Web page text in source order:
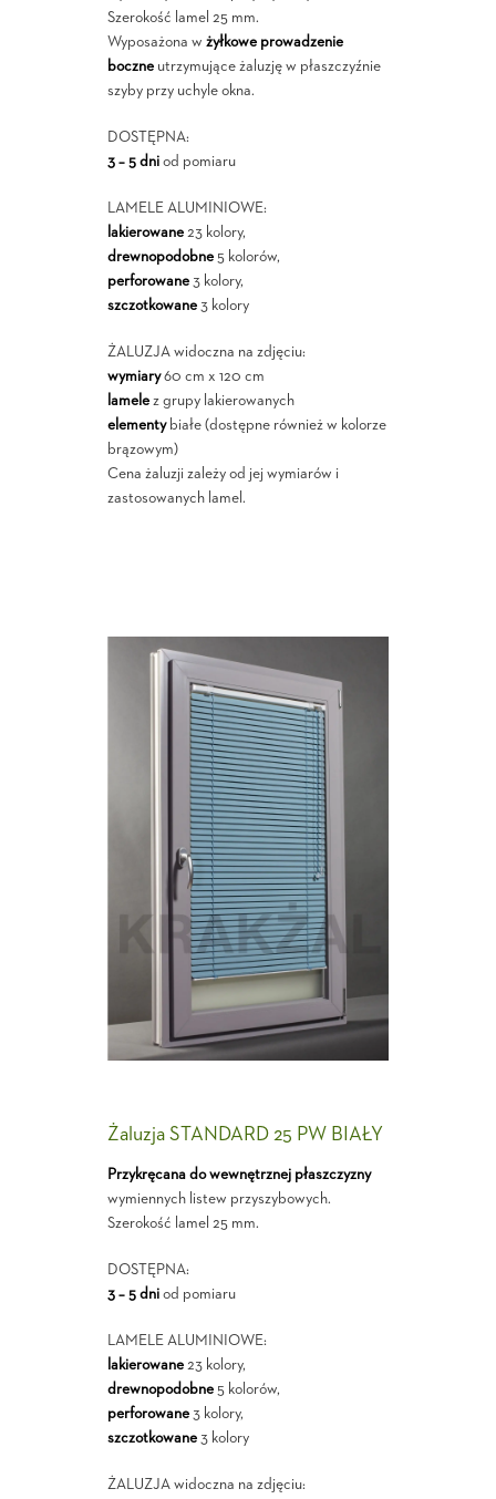
Szerokość lamel 25 mm.
Wyposażona w żyłkowe prowadzenie
boczneutrzymujące żaluzję w płaszczyźnie
szyby przy uchyle okna.
DOSTĘPNA:
3 – 5 dniod pomiaru
LAMELE ALUMINIOWE:
lakierowane23 kolory,
drewnopodobne5 kolorów,
perforowane3 kolory,
szczotkowane3 kolory
ŻALUZJA widoczna na zdjęciu:
wymiary60 cm x 120 cm
lamelez grupy lakierowanych
elementybiałe (dostępne również w kolorze
brązowym)
Cena żaluzji zależy od jej wymiarów i
zastosowanych lamel.
Żaluzja STANDARD 25 PW BIAŁY
Przykręcana do wewnętrznej płaszczyzny
wymiennych listew przyszybowych.
Szerokość lamel 25 mm.
DOSTĘPNA:
3 – 5 dniod pomiaru
LAMELE ALUMINIOWE:
lakierowane23 kolory,
drewnopodobne5 kolorów,
perforowane3 kolory,
szczotkowane3 kolory
ŻALUZJA widoczna na zdjęciu: